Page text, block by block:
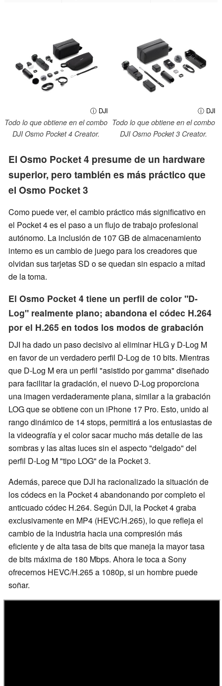
ⓘ DJI
Todo lo que obtiene en el combo
DJI Osmo Pocket 4 Creator.
ⓘ DJI
Todo lo que obtiene en el combo
DJI Osmo Pocket 3 Creator.
El Osmo Pocket 4 presume de un hardware
superior, pero también es más práctico que
el Osmo Pocket 3
Como puede ver, el cambio práctico más significativo en
el Pocket 4 es el paso a un flujo de trabajo profesional
autónomo. La inclusión de 107 GB de almacenamiento
interno es un cambio de juego para los creadores que
olvidan sus tarjetas SD o se quedan sin espacio a mitad
de la toma.
El Osmo Pocket 4 tiene un perfil de color "D-
Log" realmente plano; abandona el códec H.264
por el H.265 en todos los modos de grabación
DJI ha dado un paso decisivo al eliminar HLG y D-Log M
en favor de un verdadero perfil D-Log de 10 bits. Mientras
que D-Log M era un perfil "asistido por gamma" diseñado
para facilitar la gradación, el nuevo D-Log proporciona
una imagen verdaderamente plana, similar a la grabación
LOG que se obtiene con un iPhone 17 Pro. Esto, unido al
rango dinámico de 14 stops, permitirá a los entusiastas de
la videografía y el color sacar mucho más detalle de las
sombras y las altas luces sin el aspecto "delgado" del
perfil D-Log M "tipo LOG" de la Pocket 3.
Además, parece que DJI ha racionalizado la situación de
los códecs en la Pocket 4 abandonando por completo el
anticuado códec H.264. Según DJI, la Pocket 4 graba
exclusivamente en MP4 (HEVC/H.265), lo que refleja el
cambio de la industria hacia una compresión más
eficiente y de alta tasa de bits que maneja la mayor tasa
de bits máxima de 180 Mbps. Ahora le toca a Sony
ofrecernos HEVC/H.265 a 1080p, si un hombre puede
soñar.